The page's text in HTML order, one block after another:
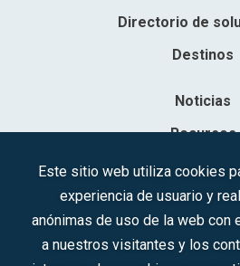
Directorio de
Destinos
Noticias
Recursos
Contacto
Sociedad Mercantil Estatal para la
Este sitio web utiliza cookies
experiencia de usuario y
anónimas de uso de la web con
a nuestros visitantes y los